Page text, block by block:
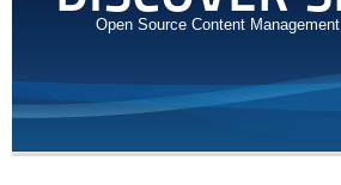
Open Source Content Management